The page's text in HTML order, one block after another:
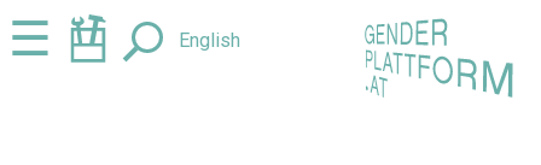
Zum
Seiteninhalt
Zur
Navigation
☰ English